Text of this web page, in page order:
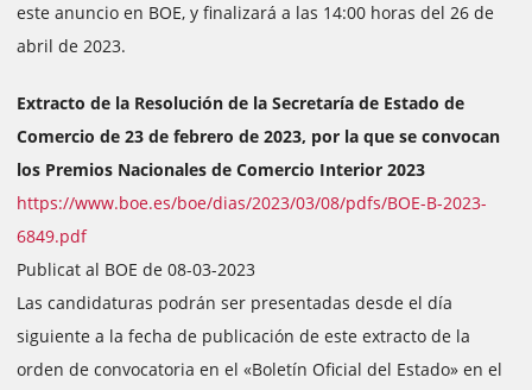
este anuncio en BOE, y finalizará a las 14:00 horas del 26 de
abril de 2023.
Extracto de la Resolución de la Secretaría de Estado de
Comercio de 23 de febrero de 2023, por la que se convocan
los Premios Nacionales de Comercio Interior 2023
https://www.boe.es/boe/dias/2023/03/08/pdfs/BOE-B-2023-
6849.pdf
Publicat al BOE de 08-03-2023
Las candidaturas podrán ser presentadas desde el día
siguiente a la fecha de publicación de este extracto de la
orden de convocatoria en el «Boletín Oficial del Estado» en el